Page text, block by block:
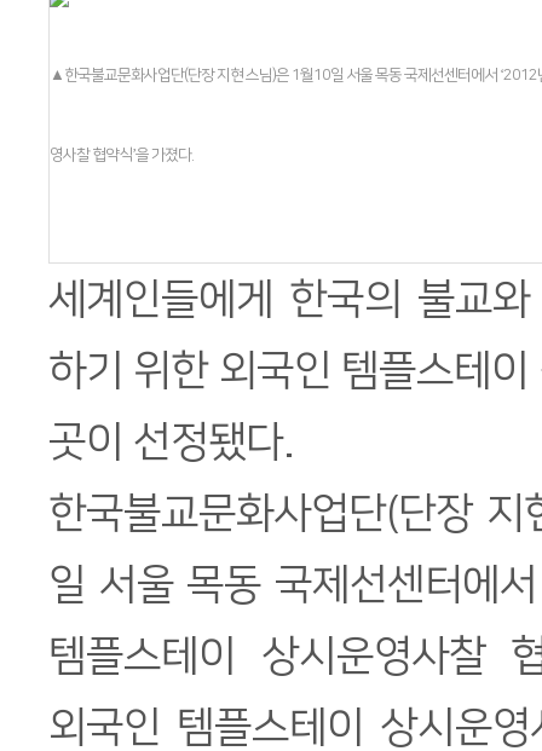
▲한국불교문화사업단(단장 지현 스님)은 1월10일 서울 목동 국제선센터에서 ‘2012
영사찰 협약식’을 가졌다.
세계인들에게 한국의 불교
하기 위한 외국인 템플스테
곳이 선정됐다.
한국불교문화사업단(단장
일 서울 목동 국제선센터에
템플스테이 상시운영사찰
외국인 템플스테이 상시운